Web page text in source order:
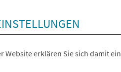
Website erklären Sie sich damit